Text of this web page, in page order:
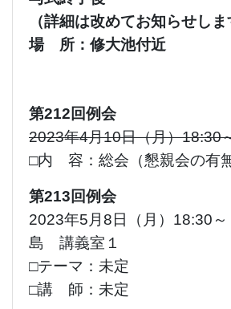
（詳細は改めてお知らせしま
場 所：修大池付近
第212回例会
2023年4月10日（月）
□内 容：総会（懇親会の有無
第213回例会
2023年5月8日（月）18:30
島 講義室１
□テーマ：未定
□講 師：未定